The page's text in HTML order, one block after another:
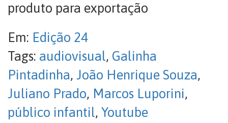
produto para exportação
Em: Edição 24
Tags: audiovisual, Galinha
Pintadinha, João Henrique Souza,
Juliano Prado, Marcos Luporini,
público infantil, Youtube